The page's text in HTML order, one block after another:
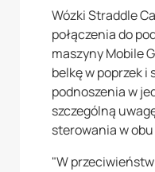
Wózki Straddle
połączenia do
maszyny Mobile
belkę w poprzek i
podnoszenia w
szczególną
sterowania w
"W